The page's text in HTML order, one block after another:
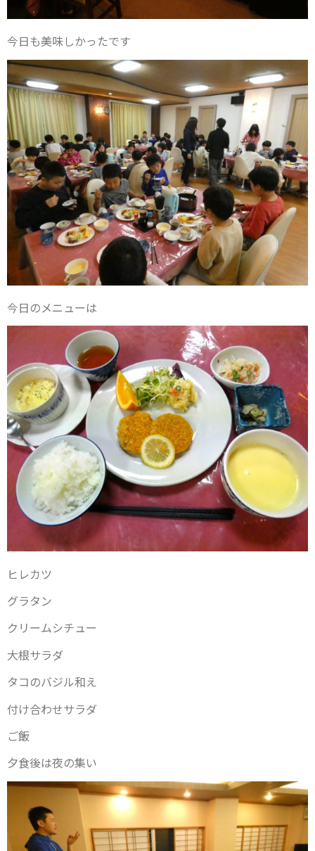
今日も美味しかったです
今日のメニューは
ヒレカツ
グラタン
クリームシチュー
大根サラダ
タコのバジル和え
付け合わせサラダ
ご飯
夕食後は夜の集い